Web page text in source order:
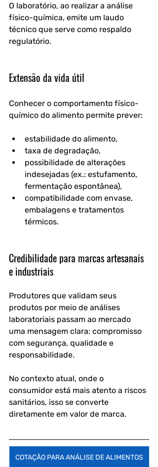
O laboratório, ao realizar a análise
físico-química, emite um laudo
técnico que serve como respaldo
regulatório.
Extensão da vida útil
Conhecer o comportamento físico-
químico do alimento permite prever:
estabilidade do alimento,
taxa de degradação,
possibilidade de alterações
indesejadas (ex.: estufamento,
fermentação espontânea),
compatibilidade com envase,
embalagens e tratamentos
térmicos.
Credibilidade para marcas artesanais
e industriais
Produtores que validam seus
produtos por meio de análises
laboratoriais passam ao mercado
uma mensagem clara: compromisso
com segurança, qualidade e
responsabilidade.
No contexto atual, onde o
consumidor está mais atento a riscos
sanitários, isso se converte
diretamente em valor de marca.
COTAÇÃO PARA ANÁLISE DE ALIMENTOS